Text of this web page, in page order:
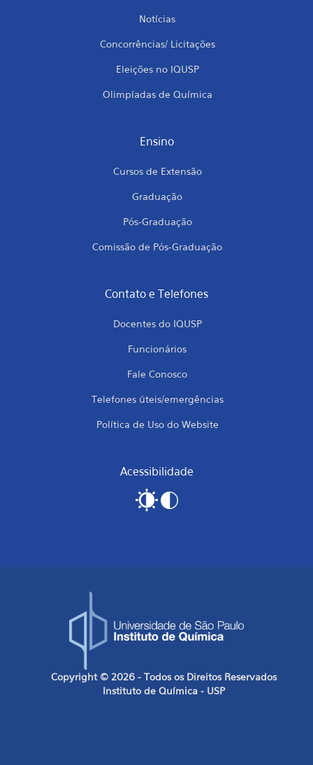
Notícias
Concorrências/ Licitações
Eleições no IQUSP
Olimpíadas de Química
Ensino
Cursos de Extensão
Graduação
Pós-Graduação
Comissão de Pós-Graduação
Contato e Telefones
Docentes do IQUSP
Funcionários
Fale Conosco
Telefones úteis/emergências
Política de Uso do Website
Acessibilidade
Copyright © 2026 - Todos os Direitos Reservados
Instituto de Química - USP